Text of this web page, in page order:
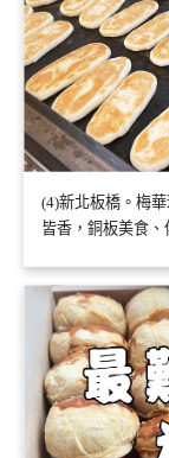
(4)新北板橋。梅
皆香，銅板美食、